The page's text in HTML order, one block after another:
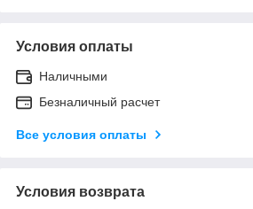
Условия оплаты
Наличными
Безналичный расчет
Все условия оплаты
Условия возврата